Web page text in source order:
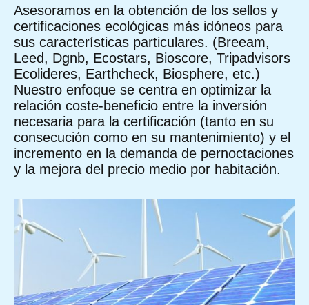
Asesoramos en la obtención de los sellos y
certificaciones ecológicas más idóneos para
sus características particulares. (Breeam,
Leed, Dgnb, Ecostars, Bioscore, Tripadvisors
Ecolideres, Earthcheck, Biosphere, etc.)
Nuestro enfoque se centra en optimizar la
relación coste-beneficio entre la inversión
necesaria para la certificación (tanto en su
consecución como en su mantenimiento) y el
incremento en la demanda de pernoctaciones
y la mejora del precio medio por habitación.